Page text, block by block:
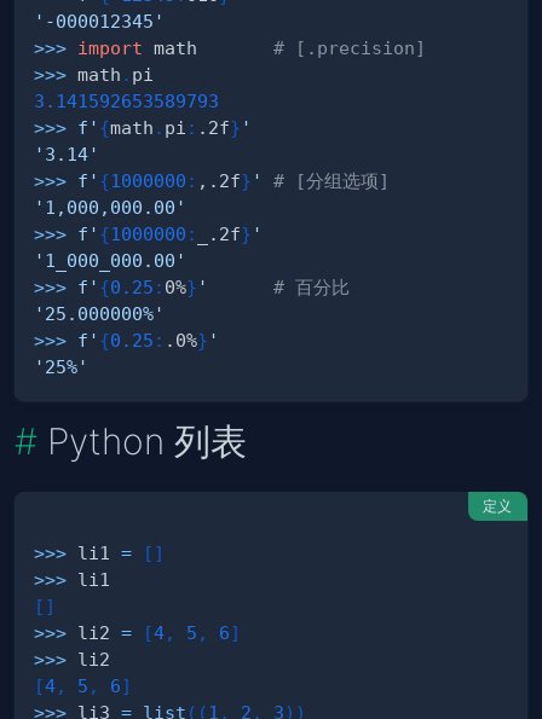
'-000012345'
>>> import math # [.precision]
>>> math .
3.141592653589793
>>> f' {math . pi : .2f} '
'3.14'
>>> f' {1000000 : ,.2f} '
# [分组选项]
'1,000,000.00'
>>> f' {1000000 : _.2f} '
'1_000_000.00'
>>> f' {0.25 : 0%} '
# 百分比
'25.000000%'
>>> f' {0.25 : .0%} '
'25%'
Python 列表
定义
>>> li1 = [ ]
>>>
[ ]
>>> li2 = [4, 5 , 6]
>>>
[4, 5 , 6]
>>> li3 = list ( (1 , 2 , 3) )